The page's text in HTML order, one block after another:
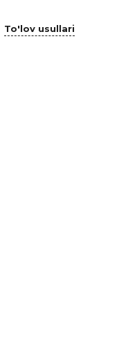
To'lov usullari